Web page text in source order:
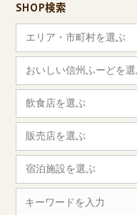
SHOP検索
エリア・市町村を選ぶ
おいしい信州ふーどを
飲食店を選ぶ
販売店を選ぶ
宿泊施設を選ぶ